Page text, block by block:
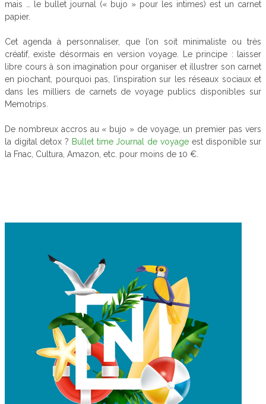
mais … le bullet journal (« bujo » pour les intimes) est un carnet
papier.
Cet agenda à personnaliser, que l’on soit minimaliste ou très
créatif, existe désormais en version voyage. Le principe : laisser
libre cours à son imagination pour organiser et illustrer son carnet
en piochant, pourquoi pas, l’inspiration sur les réseaux sociaux et
dans les milliers de carnets de voyage publics disponibles sur
Memotrips.
De nombreux accros au « bujo » de voyage, un premier pas vers
la digital detox ? Bullet time Journal de voyageest disponible sur
la Fnac, Cultura, Amazon, etc. pour moins de 10 €.